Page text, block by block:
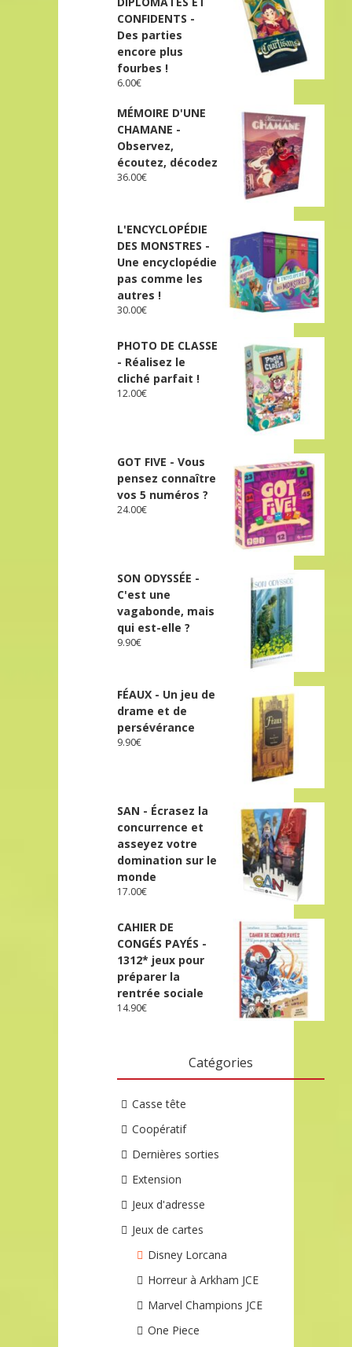
CONFIDENTS -
Des parties
encore plus
fourbes !
6.00€
MÉMOIRE D'UNE
CHAMANE -
Observez,
écoutez, décodez
36.00€
L'ENCYCLOPÉDIE
DES MONSTRES -
Une encyclopédie
pas comme les
autres !
30.00€
PHOTO DE CLASSE
- Réalisez le
cliché parfait !
12.00€
GOT FIVE - Vous
pensez connaître
vos 5 numéros ?
24.00€
SON ODYSSÉE -
C'est une
vagabonde, mais
qui est-elle ?
9.90€
FÉAUX - Un jeu de
drame et de
persévérance
9.90€
SAN - Écrasez la
concurrence et
asseyez votre
domination sur le
monde
17.00€
CAHIER DE
CONGÉS PAYÉS -
1312* jeux pour
préparer la
rentrée sociale
14.90€
Catégories
Casse tête
Coopératif
Dernières sorties
Extension
Jeux d'adresse
Jeux de cartes
Disney Lorcana
Horreur à Arkham JCE
Marvel Champions JCE
One Piece